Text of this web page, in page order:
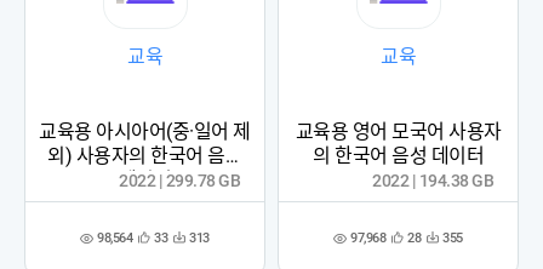
교육
교육용 아시아어(중·일어 제
외) 사용자의 한국어 음성
데이터
조 98,564 관 33 다 313
2022 | 299.78 GB
교육
교육용 영어 모국어 사용자
의 한국어 음성 데이터
조 97,968 관 28 다 355
2022 | 194.38 GB